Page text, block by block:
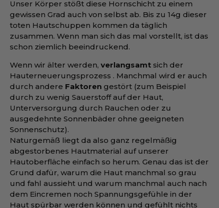
Unser Körper stößt diese Hornschicht zu einem
gewissen Grad auch von selbst ab. Bis zu 14g dieser
toten Hautschuppen kommen da täglich
zusammen. Wenn man sich das mal vorstellt, ist das
schon ziemlich beeindruckend.
Wenn wir älter werden, verlangsamt sich der
Hauterneuerungsprozess . Manchmal wird er auch
durch andere Faktoren gestört (zum Beispiel
durch zu wenig Sauerstoff auf der Haut,
Unterversorgung durch Rauchen oder zu
ausgedehnte Sonnenbäder ohne geeigneten
Sonnenschutz).
Naturgemäß liegt da also ganz regelmäßig
abgestorbenes Hautmaterial auf unserer
Hautoberfläche einfach so herum. Genau das ist der
Grund dafür, warum die Haut manchmal so grau
und fahl aussieht und warum manchmal auch nach
dem Eincremen noch Spannungsgefühle in der
Haut spürbar werden können und gefühlt nichts